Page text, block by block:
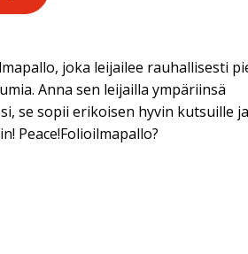
joka leijailee rauhallisesti
Anna sen leijailla ympäriinsä
se sopii erikoisen hyvin kutsuille ja
Peace!Folioilmapallo?